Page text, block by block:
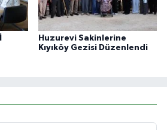
Huzurevi Sakinlerine
Kıyıköy Gezisi Düzenlendi